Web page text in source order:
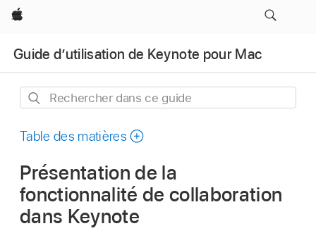
Apple
Guide d’utilisation de Keynote pour Mac
Rechercher
ce
Table des matières
Présentation de la
fonctionnalité de collaboration
dans Keynote